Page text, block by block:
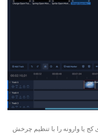
یا وارونه را با تنظیم چرخش